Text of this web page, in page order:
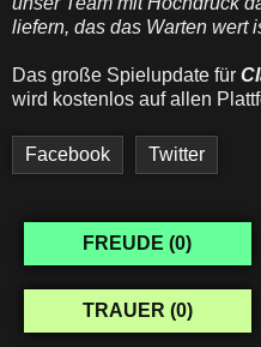
liefern, das das Warten wert
Das große Spielupdate für
wird kostenlos auf allen
Facebook Twitter
FREUDE (0)
TRAUER (0)